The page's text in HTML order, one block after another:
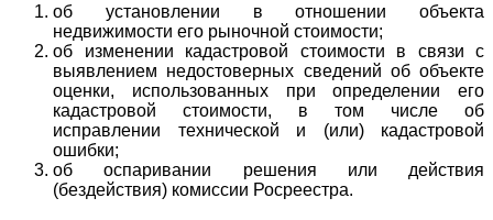
об установлении в отношении объекта
недвижимости его рыночной стоимости;
об изменении кадастровой стоимости в связи с
выявлением недостоверных сведений об объекте
оценки, использованных при определении его
кадастровой стоимости, в том числе об
исправлении технической и (или) кадастровой
ошибки;
об оспаривании решения или действия
(бездействия) комиссии Росреестра.